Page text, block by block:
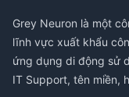
Grey Neuron là một
lĩnh vực xuất khẩu
ứng dụng di động sử
IT Support, tên miền,